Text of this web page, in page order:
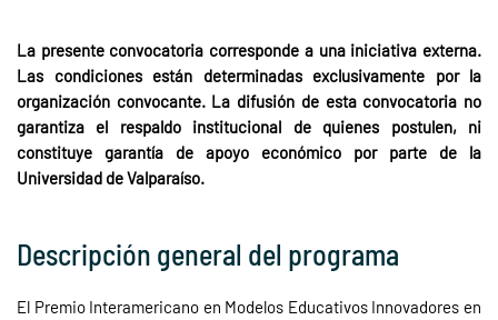
La presente convocatoria corresponde a una iniciativa externa.
Las condiciones están determinadas exclusivamente por la
organización convocante. La difusión de esta convocatoria no
garantiza el respaldo institucional de quienes postulen, ni
constituye garantía de apoyo económico por parte de la
Universidad de Valparaíso.
Descripción general del programa
El Premio Interamericano en Modelos Educativos Innovadores en